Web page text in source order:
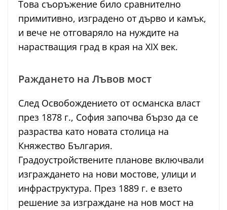
Това съоръжение било сравнително
примитивно, изградено от дърво и камък,
и вече не отговаряло на нуждите на
нарастващия град в края на XIX век.
Раждането на Лъвов мост
След Освобождението от османска власт
през 1878 г., София започва бързо да се
разраства като новата столица на
Княжество България.
Градоустройствените планове включвали
изграждането на нови мостове, улици и
инфраструктура. През 1889 г. е взето
решение за изграждане на нов мост на